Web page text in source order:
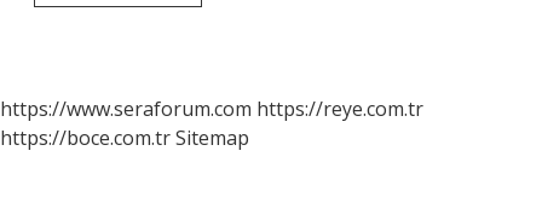
Hangi
https://www.seraforum.com https://reye.com.tr
https://boce.com.trSitemap